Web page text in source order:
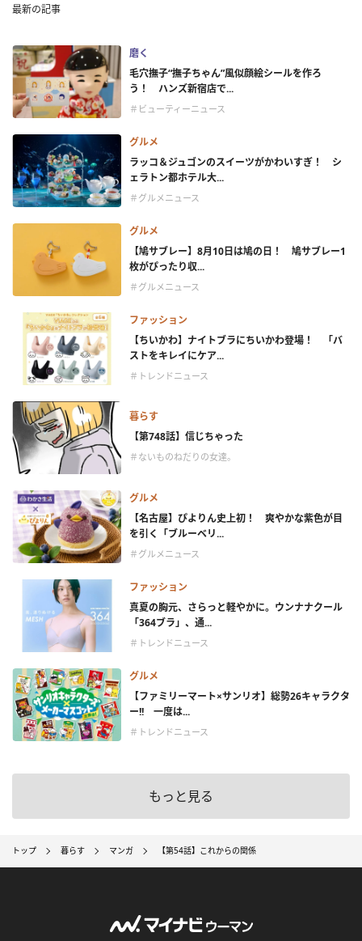
最新の記事
磨く
毛穴撫子“撫子ちゃん”風似顔絵シールを作ろ
う！ ハンズ新宿店で...
＃ビューティーニュース
グルメ
ラッコ＆ジュゴンのスイーツがかわいすぎ！ シ
ェラトン都ホテル大...
＃グルメニュース
グルメ
【鳩サブレー】8月10日は鳩の日！ 鳩サブレー1
枚がぴったり収...
＃グルメニュース
ファッション
【ちいかわ】ナイトブラにちいかわ登場！ 「バ
ストをキレイにケア...
＃トレンドニュース
暮らす
【第748話】信じちゃった
＃ないものねだりの女達。
グルメ
【名古屋】ぴよりん史上初！ 爽やかな紫色が目
を引く「ブルーベリ...
＃グルメニュース
ファッション
真夏の胸元、さらっと軽やかに。ウンナナクール
「364ブラ」、通...
＃トレンドニュース
グルメ
【ファミリーマート×サンリオ】総勢26キャラクタ
ー!! 一度は...
＃トレンドニュース
もっと見る
トップ 暮らす マンガ 【第54話】これからの関係